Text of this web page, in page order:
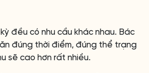
đều có nhu cầu khác nhau. Bác
đúng thời điểm, đúng thể trạng
sẽ cao hơn rất nhiều.